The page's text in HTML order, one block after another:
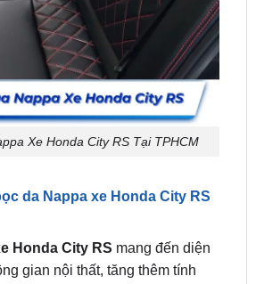
Xe Honda City RS Tại TPHCM
da Nappa xe Honda City RS
Honda City RS mang đến diện
gian nội thất, tăng thêm tính
cho xe. Bên cạnh đó, ghế da
giác êm ái dễ chịu, giúp chuyến